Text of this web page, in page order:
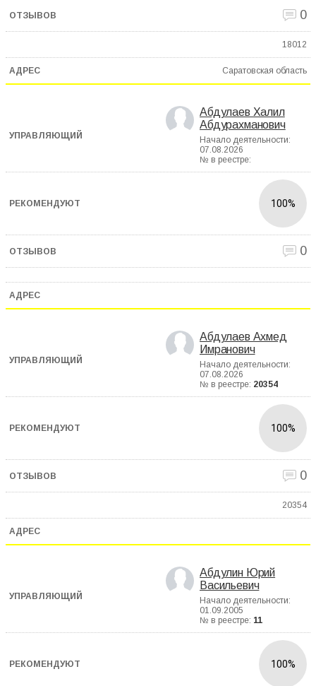
0
18012
Саратовская область
Абдулаев Халил
Абдурахманович
Начало деятельности:
07.08.2026
№ в реестре:
100%
0
Абдулаев Ахмед
Имранович
Начало деятельности:
07.08.2026
№ в реестре: 20354
100%
0
20354
Абдулин Юрий
Васильевич
Начало деятельности:
01.09.2005
№ в реестре: 11
100%